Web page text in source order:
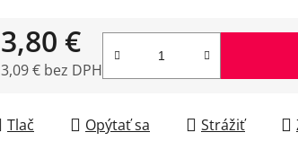
3,80 €
3,09 € bez DPH
Tlač Opýtať sa Strážiť